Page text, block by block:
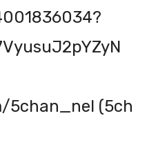
(5ch